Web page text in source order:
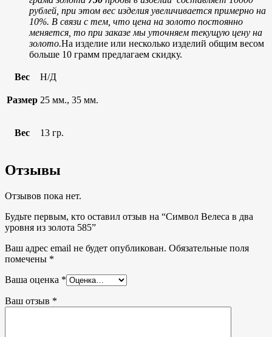
рублей, при этом вес изделия увеличивается примерно на
10%. В связи с тем, что цена на золото постоянно
меняется, то при заказе мы уточняем текущую цену на
золото.На изделие или несколько изделий общим весом
больше 10 грамм предлагаем скидку.
Вес Н/Д
Размер 25 мм., 35 мм.
Вес 13 гр.
Отзывы
Отзывов пока нет.
Будьте первым, кто оставил отзыв на “Символ Велеса в два
уровня из золота 585”
Ваш адрес email не будет опубликован. Обязательные поля
помечены *
Ваша оценка *
Ваш отзыв *